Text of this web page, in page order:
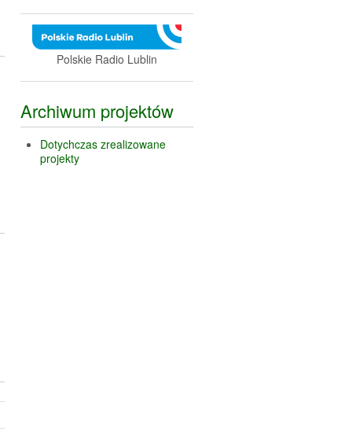
Polskie Radio Lublin
Archiwum projektów
Dotychczas zrealizowane
projekty